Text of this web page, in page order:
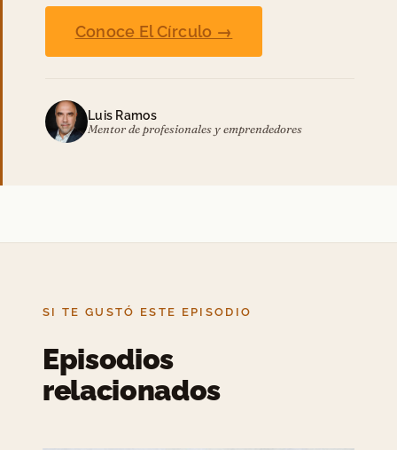
Conoce El Círculo →
Luis Ramos
Mentor de profesionales y emprendedores
SI TE GUSTÓ ESTE EPISODIO
Episodios
relacionados